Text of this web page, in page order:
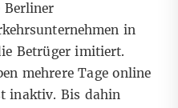
Berliner
in
Betrüger imitiert.
mehrere Tage online
inaktiv. Bis dahin